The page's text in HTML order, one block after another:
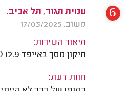
עמית תגור, תל אביב.
משוב: 17/03/2025
תיאור השירות:
תיקון מסך באייפד 12.9 PRO מחברת אפל.
חוות דעת:
6